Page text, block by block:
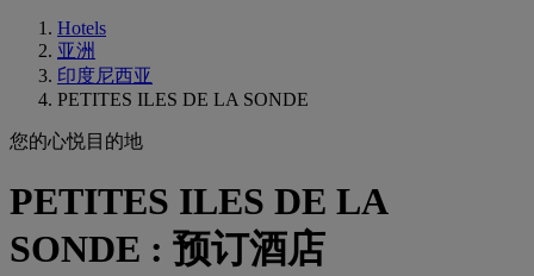
Hotels
亚洲
印度尼西亚
PETITES ILES DE LA SONDE
您的心悦目的地
PETITES ILES DE LA
SONDE : 预订酒店